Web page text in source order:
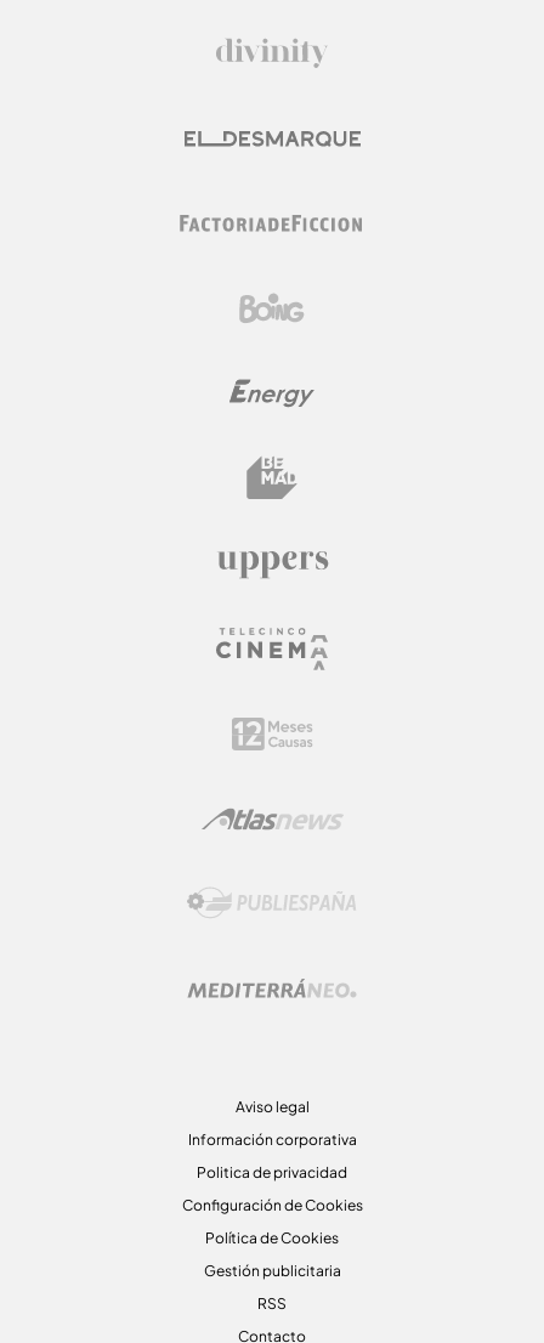
Aviso legal
Información corporativa
Politica de privacidad
Configuración de Cookies
Política de Cookies
Gestión publicitaria
RSS
Contacto